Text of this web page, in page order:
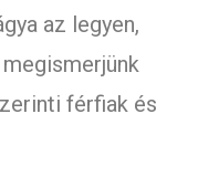
az legyen,
férfiak és